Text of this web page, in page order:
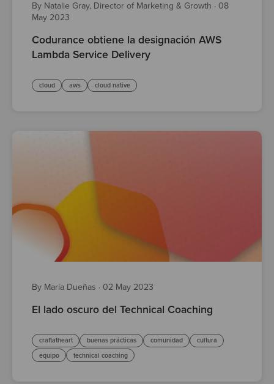
By Natalie Gray, Director of Marketing & Growth · 08
May 2023
Codurance obtiene la designación AWS
Lambda Service Delivery
cloud aws cloud native
By María Dueñas · 02 May 2023
El lado oscuro del Technical Coaching
craftatheart buenas prácticas comunidad
cultura
equipo
technical coaching